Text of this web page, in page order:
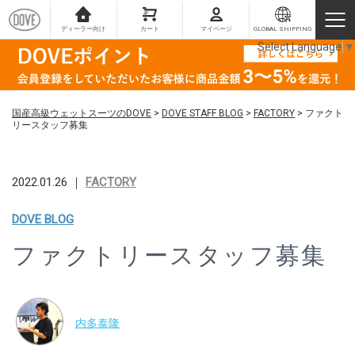
ディーラー向け カート マイページ GLOBAL SHIPPING
国産高級ウェットスーツのDOVE > DOVE STAFF BLOG > FACTORY > ファクト
リースタッフ募集
2022.01.26 ｜ FACTORY
DOVE BLOG
ファクトリースタッフ募集
内多泰隆
Select Language ▼